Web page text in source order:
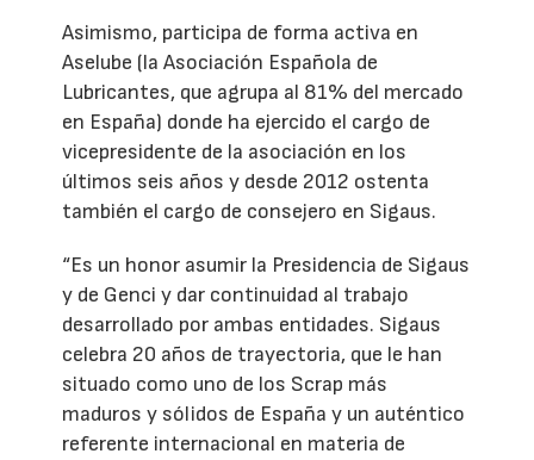
Asimismo, participa de forma activa en
Aselube (la Asociación Española de
Lubricantes, que agrupa al 81% del mercado
en España) donde ha ejercido el cargo de
vicepresidente de la asociación en los
últimos seis años y desde 2012 ostenta
también el cargo de consejero en Sigaus.
“Es un honor asumir la Presidencia de Sigaus
y de Genci y dar continuidad al trabajo
desarrollado por ambas entidades. Sigaus
celebra 20 años de trayectoria, que le han
situado como uno de los Scrap más
maduros y sólidos de España y un auténtico
referente internacional en materia de